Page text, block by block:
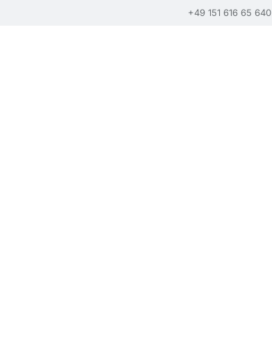
+49 151 616 65 640